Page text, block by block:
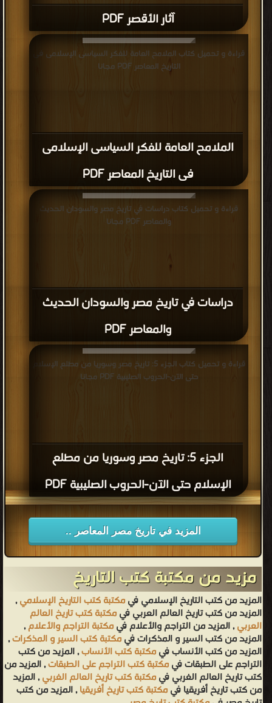
آثار الأقصر PDF
الملامح العامة للفكر السياسى الإسلامى
فى التاريخ المعاصر PDF
قراءة و تحميل كتاب الملامح العامة للفكر السياسى الإسلامى فى
التاريخ المعاصر PDF مجانا
دراسات في تاريخ مصر والسودان الحديث
والمعاصر PDF
قراءة و تحميل كتاب دراسات في تاريخ مصر والسودان الحديث
والمعاصر PDF مجانا
الجزء 5: تاريخ مصر وسوريا من مطلع
الإسلام حتى الآن-الحروب الصليبية PDF
قراءة و تحميل كتاب الجزء 5: تاريخ مصر وسوريا من مطلع الإسلام
حتى الآن-الحروب الصليبية PDF مجانا
المزيد في تاريخ مصر المعاصر ..
مزيد من مكتبة كتب التاريخ
المزيد من كتب التاريخ الإسلامي فيمكتبة كتب التاريخ الإسلامي,
المزيد من كتب تاريخ العالم العربي فيمكتبة كتب تاريخ العالم
العربي, المزيد من التراجم والأعلام فيمكتبة التراجم والأعلام,
المزيد من كتب السير و المذكرات فيمكتبة كتب السير و المذكرات,
المزيد من كتب الأنساب فيمكتبة كتب الأنساب, المزيد من كتب
التراجم على الطبقات فيمكتبة كتب التراجم على الطبقات, المزيد من
كتب تاريخ العالم الغربي فيمكتبة كتب تاريخ العالم الغربي, المزيد
من كتب تاريخ أفريقيا فيمكتبة كتب تاريخ أفريقيا, المزيد من كتب